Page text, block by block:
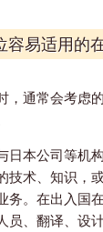
容易适用的
，通常会考虑
日本公司等机
技术、知识，
务。在出入国
员、翻译、设